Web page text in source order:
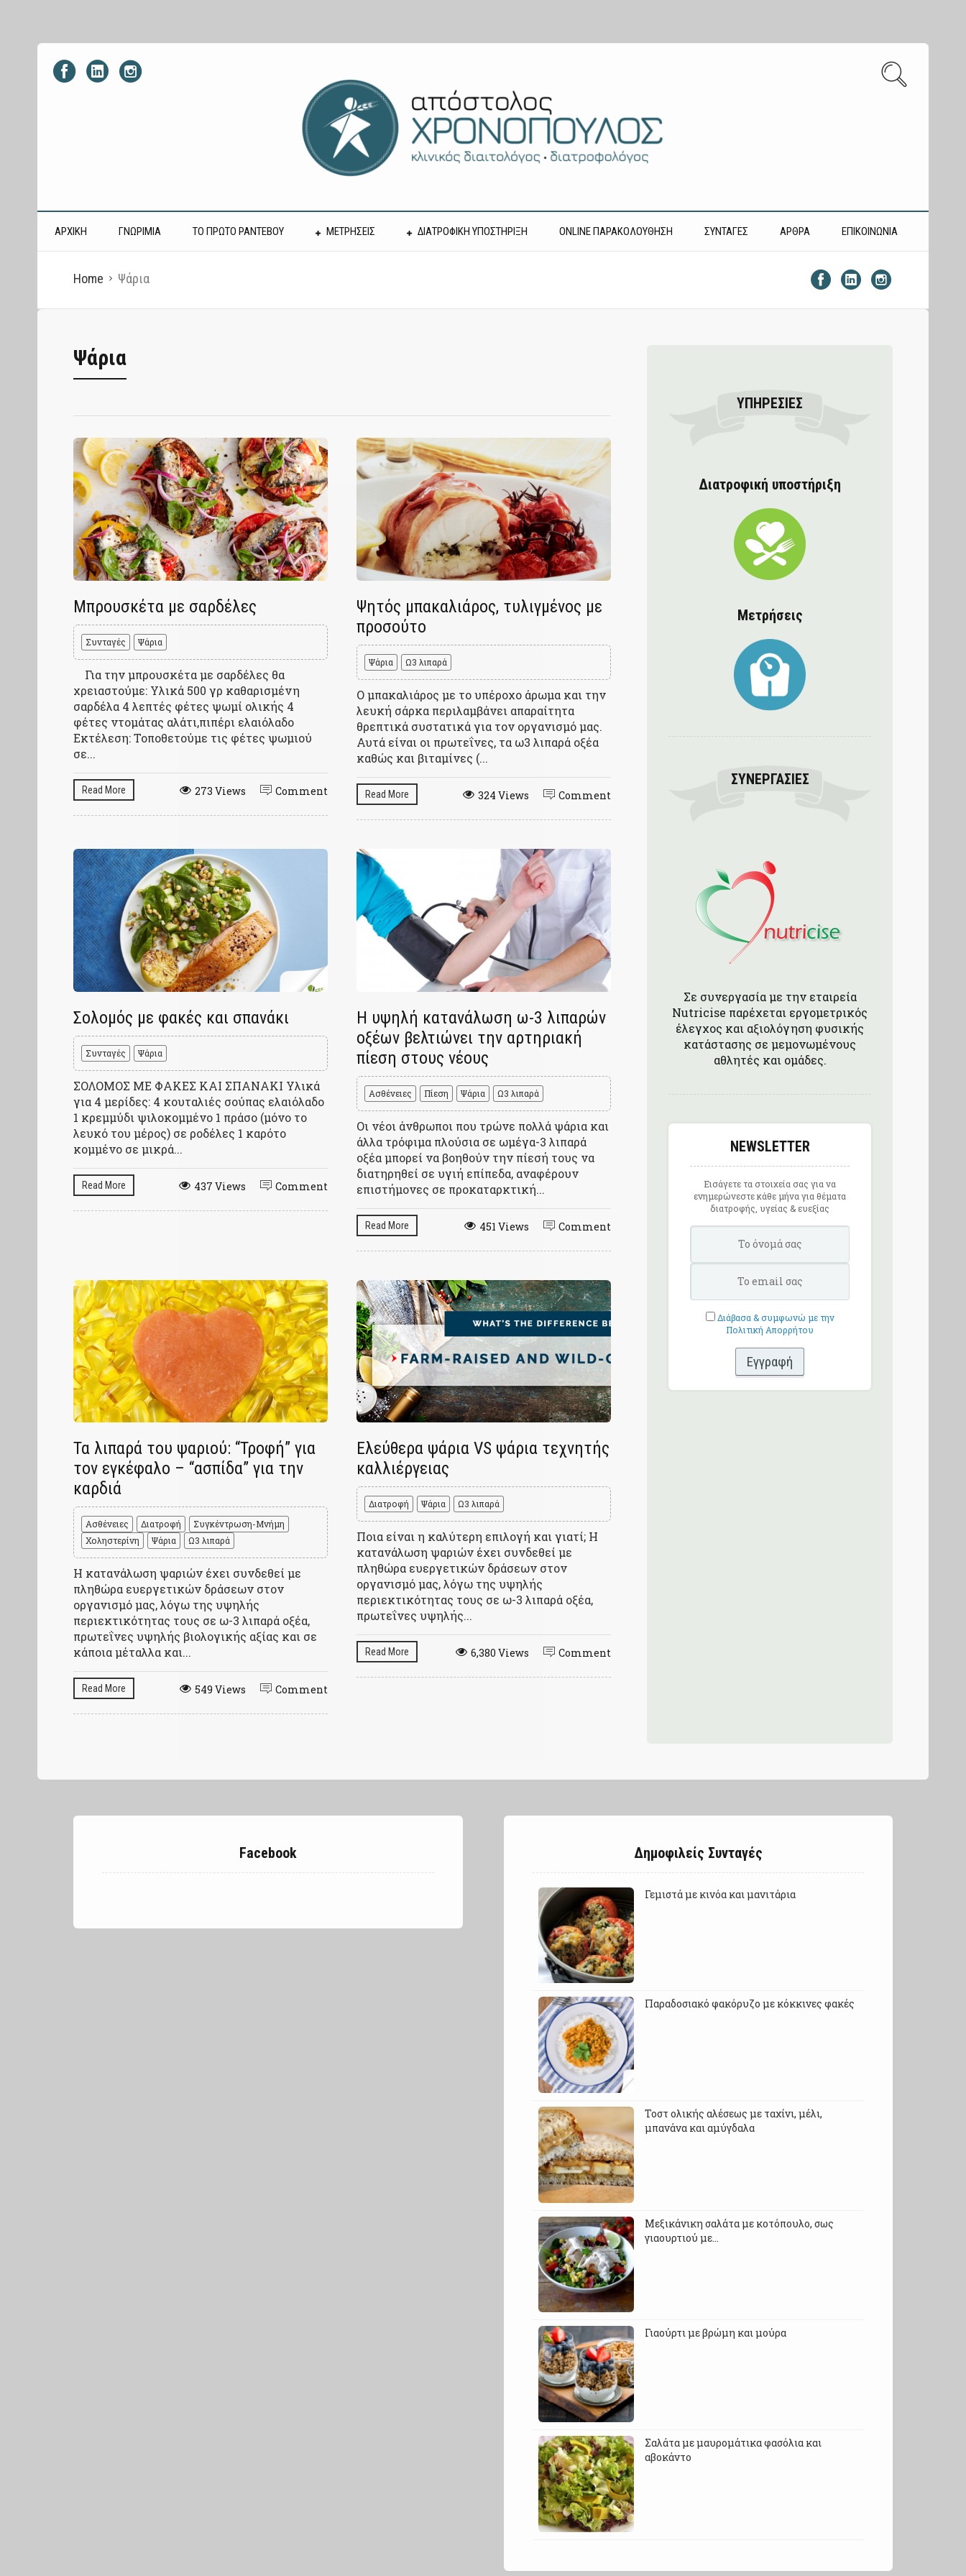
ΑΡΧΙΚΗ ΓΝΩΡΙΜΙΑ ΤΟ ΠΡΩΤΟ ΡΑΝΤΕΒΟΥ ΜΕΤΡΗΣΕΙΣ ΔΙΑΤΡΟΦΙΚΗ ΥΠΟΣΤΗΡΙΞΗ ONLINE ΠΑΡΑΚΟΛΟΎΘΗΣΗ ΣΥΝΤΑΓΕΣ ΑΡΘΡΑ ΕΠΙΚΟΙΝΩΝΙΑ
Home Ψάρια
Ψάρια
Μπρουσκέτα με σαρδέλες
Συνταγές Ψάρια
Για την μπρουσκέτα με σαρδέλες θα
χρειαστούμε: Υλικά 500 γρ καθαρισμένη
σαρδέλα 4 λεπτές φέτες ψωμί ολικής 4
φέτες ντομάτας αλάτι,πιπέρι ελαιόλαδο
Εκτέλεση: Τοποθετούμε τις φέτες ψωμιού
σε...
Read More Comment
273 Views
Ψητός μπακαλιάρος, τυλιγμένος με
προσούτο
Ψάρια Ω3 λιπαρά
Ο μπακαλιάρος με το υπέροχο άρωμα και την
λευκή σάρκα περιλαμβάνει απαραίτητα
θρεπτικά συστατικά για τον οργανισμό μας.
Αυτά είναι οι πρωτεΐνες, τα ω3 λιπαρά οξέα
καθώς και βιταμίνες (...
Read More Comment
324 Views
Σολομός με φακές και σπανάκι
Συνταγές Ψάρια
ΣΟΛΟΜΟΣ ΜΕ ΦΑΚΕΣ ΚΑΙ ΣΠΑΝΑΚΙ Υλικά
για 4 μερίδες: 4 κουταλιές σούπας ελαιόλαδο
1 κρεμμύδι ψιλοκομμένο 1 πράσο (μόνο το
λευκό του μέρος) σε ροδέλες 1 καρότο
κομμένο σε μικρά...
Read More Comment
437 Views
Η υψηλή κατανάλωση ω-3 λιπαρών
οξέων βελτιώνει την αρτηριακή
πίεση στους νέους
Ασθένειες Πίεση Ψάρια Ω3 λιπαρά
Οι νέοι άνθρωποι που τρώνε πολλά ψάρια και
άλλα τρόφιμα πλούσια σε ωμέγα-3 λιπαρά
οξέα μπορεί να βοηθούν την πίεσή τους να
διατηρηθεί σε υγιή επίπεδα, αναφέρουν
επιστήμονες σε προκαταρκτική...
Read More Comment
451 Views
Τα λιπαρά του ψαριού: “Τροφή” για
τον εγκέφαλο – “ασπίδα” για την
καρδιά
Ασθένειες Διατροφή
Συγκέντρωση-Μνήμη
Χοληστερίνη
Ψάρια Ω3 λιπαρά
Η κατανάλωση ψαριών έχει συνδεθεί με
πληθώρα ευεργετικών δράσεων στον
οργανισμό μας, λόγω της υψηλής
περιεκτικότητας τους σε ω-3 λιπαρά οξέα,
πρωτεΐνες υψηλής βιολογικής αξίας και σε
κάποια μέταλλα και...
Read More Comment
549 Views
Ελεύθερα ψάρια VS ψάρια τεχνητής
καλλιέργειας
Διατροφή Ψάρια Ω3 λιπαρά
Ποια είναι η καλύτερη επιλογή και γιατί; Η
κατανάλωση ψαριών έχει συνδεθεί με
πληθώρα ευεργετικών δράσεων στον
οργανισμό μας, λόγω της υψηλής
περιεκτικότητας τους σε ω-3 λιπαρά οξέα,
πρωτεΐνες υψηλής...
Read More Comment
6,380 Views
ΥΠΗΡΕΣΊΕΣ
Διατροφική υποστήριξη
Μετρήσεις
ΣΥΝΕΡΓΑΣΊΕΣ
Σε συνεργασία με την εταιρεία
Nutricise παρέχεται εργομετρικός
έλεγχος και αξιολόγηση φυσικής
κατάστασης σε μεμονωμένους
αθλητές και ομάδες.
NEWSLETTER
Εισάγετε τα στοιχεία σας για να
ενημερώνεστε κάθε μήνα για θέματα
διατροφής, υγείας & ευεξίας
Διάβασα & συμφωνώ με την
Πολιτική Απορρήτου
Facebook Δημοφιλείς Συνταγές
Γεμιστά με κινόα και μανιτάρια
Παραδοσιακό φακόρυζο με κόκκινες φακές
Τοστ ολικής αλέσεως με ταχίνι, μέλι,
μπανάνα και αμύγδαλα
Μεξικάνικη σαλάτα με κοτόπουλο, σως
γιαουρτιού με…
Γιαούρτι με βρώμη και μούρα
Σαλάτα με μαυρομάτικα φασόλια και
αβοκάντο